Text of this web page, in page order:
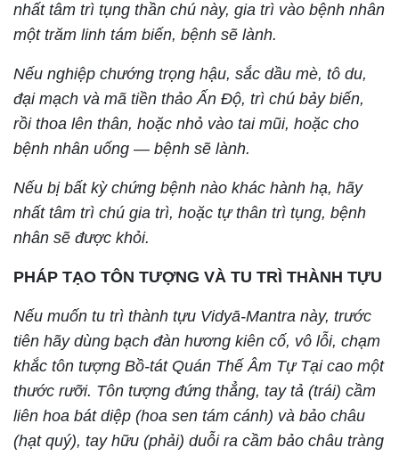
nhất tâm trì tụng thần chú này, gia trì vào bệnh nhân
một trăm linh tám biến, bệnh sẽ lành.
Nếu nghiệp chướng trọng hậu, sắc dầu mè, tô du,
đại mạch và mã tiền thảo Ấn Độ, trì chú bảy biến,
rồi thoa lên thân, hoặc nhỏ vào tai mũi, hoặc cho
bệnh nhân uống — bệnh sẽ lành.
Nếu bị bất kỳ chứng bệnh nào khác hành hạ, hãy
nhất tâm trì chú gia trì, hoặc tự thân trì tụng, bệnh
nhân sẽ được khỏi.
PHÁP TẠO TÔN TƯỢNG VÀ TU TRÌ THÀNH TỰU
Nếu muốn tu trì thành tựu Vidyā-Mantra này, trước
tiên hãy dùng bạch đàn hương kiên cố, vô lỗi, chạm
khắc tôn tượng Bồ-tát Quán Thế Âm Tự Tại cao một
thước rưỡi. Tôn tượng đứng thẳng, tay tả (trái) cầm
liên hoa bát diệp (hoa sen tám cánh) và bảo châu
(hạt quý), tay hữu (phải) duỗi ra cầm bảo châu tràng